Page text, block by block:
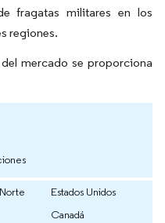
fragatas militares en los
regiones.
mercado se proporciona
Estados Unidos
Canadá